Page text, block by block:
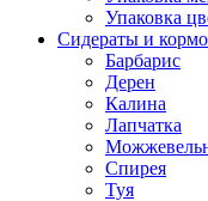
Упаковка
Сидераты и
Барбарис
Дерен
Калина
Лапчатка
Спирея
Туя